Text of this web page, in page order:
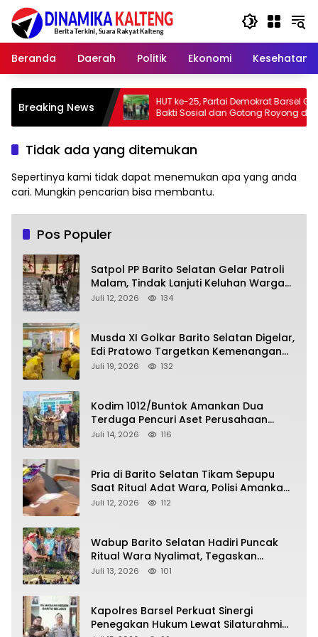
Langsung
konten
Beranda
Daerah Politik Ekonomi Kesehatan
Breaking NewsHUT ke-25, Partai Demokrat Barsel Gelar
Bakti Sosial dan Gotong Royong di
Langgar Nurul Ashfiya
Tidak ada yang ditemukan
Sepertinya kami tidak dapat menemukan apa yang anda
cari. Mungkin pencarian bisa membantu.
Pos Populer
Satpol PP Barito Selatan Gelar Patroli
Malam, Tindak Lanjuti Keluhan Warga
soal Balap Liar dan Remaja Nongkrong
Juli 12, 2026 134
Musda XI Golkar Barito Selatan Digelar,
Edi Pratowo Targetkan Kemenangan
Partai pada Pemilu Mendatang
Juli 19, 2026 132
Kodim 1012/Buntok Amankan Dua
Terduga Pencuri Aset Perusahaan
Sitaan Satgas PKH, Satu Paket Diduga
Juli 14, 2026 116
Pria di Barito Selatan Tikam Sepupu
Saat Ritual Adat Wara, Polisi Amankan
Pelaku
Juli 12, 2026 112
Wabup Barito Selatan Hadiri Puncak
Ritual Wara Nyalimat, Tegaskan
Komitmen Lestarikan Budaya Dayak
Juli 13, 2026 101
Kapolres Barsel Perkuat Sinergi
Penegakan Hukum Lewat Silaturahmi